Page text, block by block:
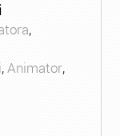
,
,Animator,